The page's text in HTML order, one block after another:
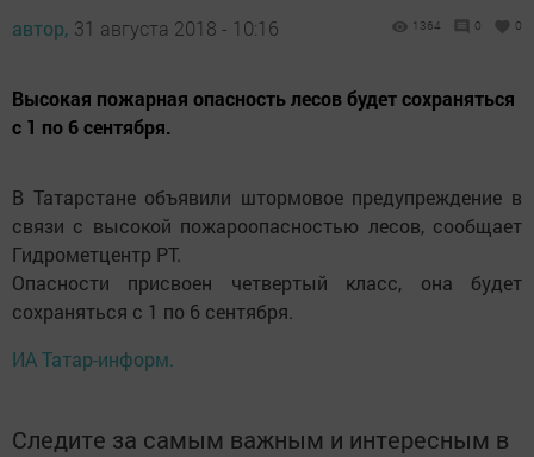
автор, 31 августа 2018 - 10:16 1364 0 0
Высокая пожарная опасность лесов будет сохраняться
с 1 по 6 сентября.
В Татарстане объявили штормовое предупреждение в
связи с высокой пожароопасностью лесов, сообщает
Гидрометцентр РТ.
Опасности присвоен четвертый класс, она будет
сохраняться с 1 по 6 сентября.
ИА Татар-информ.
Следите за самым важным и интересным в